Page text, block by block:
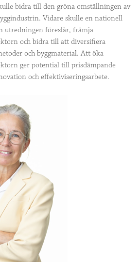
bidra till den gröna omställningen av
Vidare skulle en nationell
utredningen föreslår, främja
och bidra till att diversifiera
och byggmaterial. Att öka
ger potential till prisdämpande
och effektiviseringsarbete.